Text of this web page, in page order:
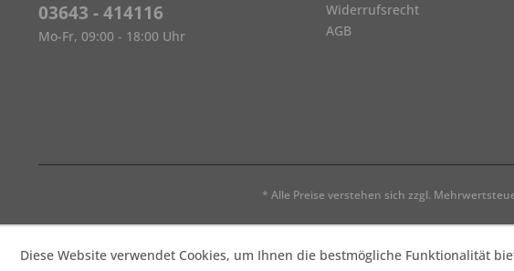
03643 - 414116
Mo-Fr, 09:00 - 18:00 Uhr
Widerrufsrecht
AGB
* Alle Preise verstehen sich zzgl.
Diese Website verwendet Cookies, um Ihnen die bestmögliche Funktionalität